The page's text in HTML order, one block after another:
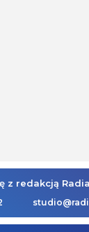
z redakcją